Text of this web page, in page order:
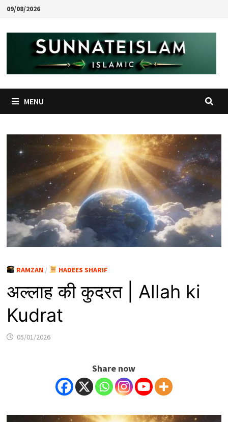
Skip
content
09/08/2026
MENU
RAMZAN/ HADEES SHARIF
अल्लाह की कुदरत | Allah ki
Kudrat
05/01/2026
Share now